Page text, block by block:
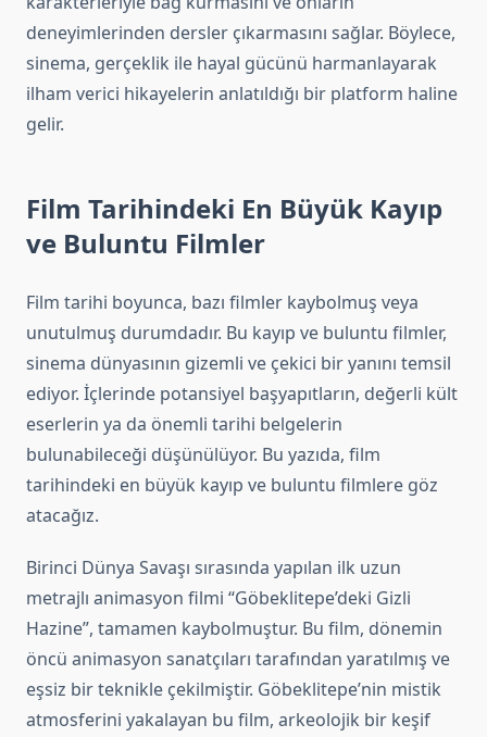
deneyimlerinden dersler çıkarmasını sağlar. Böylece,
sinema, gerçeklik ile hayal gücünü harmanlayarak
ilham verici hikayelerin anlatıldığı bir platform haline
gelir.
Film Tarihindeki En Büyük Kayıp
ve Buluntu Filmler
Film tarihi boyunca, bazı filmler kaybolmuş veya
unutulmuş durumdadır. Bu kayıp ve buluntu filmler,
sinema dünyasının gizemli ve çekici bir yanını temsil
ediyor. İçlerinde potansiyel başyapıtların, değerli kült
eserlerin ya da önemli tarihi belgelerin
bulunabileceği düşünülüyor. Bu yazıda, film
tarihindeki en büyük kayıp ve buluntu filmlere göz
atacağız.
Birinci Dünya Savaşı sırasında yapılan ilk uzun
metrajlı animasyon filmi “Göbeklitepe’deki Gizli
Hazine”, tamamen kaybolmuştur. Bu film, dönemin
öncü animasyon sanatçıları tarafından yaratılmış ve
eşsiz bir teknikle çekilmiştir. Göbeklitepe’nin mistik
atmosferini yakalayan bu film, arkeolojik bir keşif